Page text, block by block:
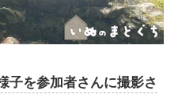
子を参加者さんに撮影さ